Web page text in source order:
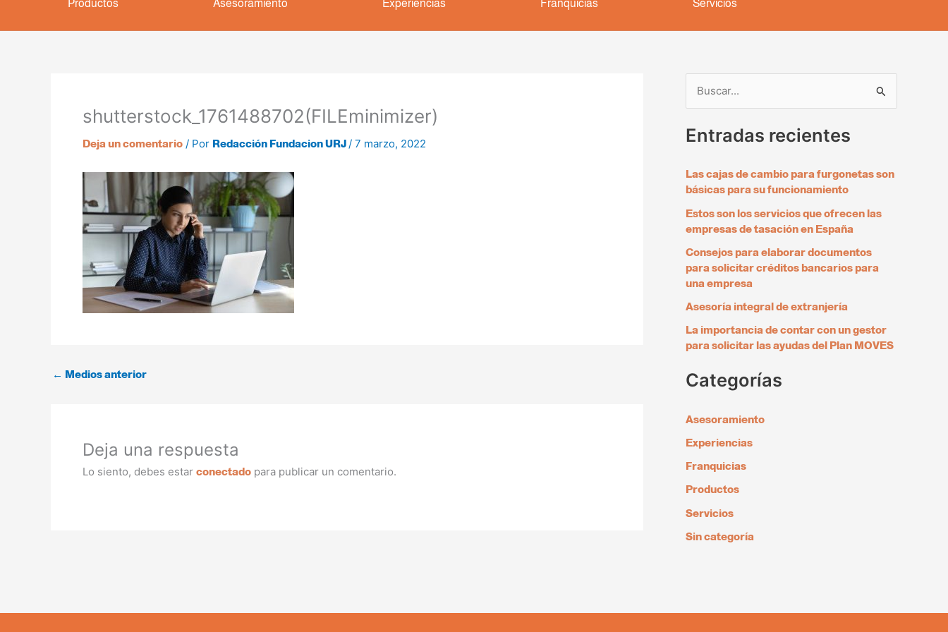
Productos Asesoramiento Experiencias Franquicias Servicios
shutterstock_1761488702(FILEminimizer)
Deja un comentario / Por Redacción Fundacion URJ/ 7 marzo, 2022
← Medios anterior
Deja una respuesta
Lo siento, debes estar conectado para publicar un comentario.
s
a
p
r
:
Entradas recientes
Las cajas de cambio para furgonetas son
básicas para su funcionamiento
Estos son los servicios que ofrecen las
empresas de tasación en España
Consejos para elaborar documentos
para solicitar créditos bancarios para
una empresa
Asesoría integral de extranjería
La importancia de contar con un gestor
para solicitar las ayudas del Plan MOVES
Categorías
Asesoramiento
Experiencias
Franquicias
Productos
Servicios
Sin categoría